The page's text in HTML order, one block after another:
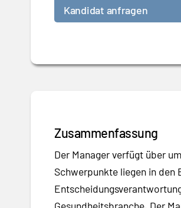
Kandidat anfragen
Zusammenfassung
Der Manager verfügt über
Schwerpunkte liegen in